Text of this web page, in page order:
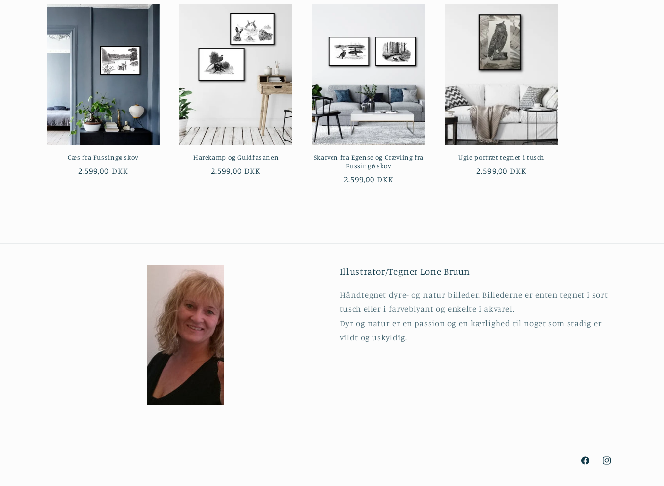
Gæs fra Fussingø skov
Normalpris
2.599,00 DKK
Harekamp og Guldfasanen
Normalpris
2.599,00 DKK
Skarven fra Egense og Grævling fra
Fussingø skov
Normalpris
2.599,00 DKK
Ugle portræt tegnet i tusch
Normalpris
2.599,00 DKK
Illustrator/Tegner Lone Bruun
Håndtegnet dyre- og natur billeder. Billederne er enten tegnet i sort
tusch eller i farveblyant og enkelte i akvarel.
Dyr og natur er en passion og en kærlighed til noget som stadig er
vildt og uskyldig.
FacebookInstagram